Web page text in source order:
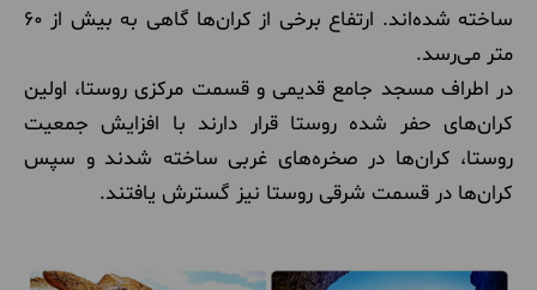
ساخته شده‌اند. ارتفاع برخی از کران‌ها گاهی به بیش از 60
متر می‌رسد.
در اطراف مسجد جامع قدیمی و قسمت مرکزی روستا، اولین
کران‌های حفر شده روستا قرار دارند با افزایش جمعیت
روستا، کران‌ها در صخره‌های غربی ساخته شدند و سپس
کران‌ها در قسمت شرقی روستا نیز گسترش یافتند.